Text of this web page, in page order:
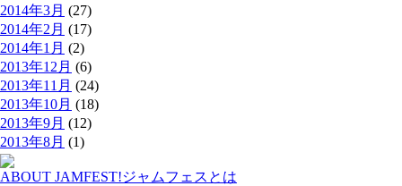
2014年3月 (27)
2014年2月 (17)
2014年1月 (2)
2013年12月 (6)
2013年11月 (24)
2013年10月 (18)
2013年9月 (12)
2013年8月 (1)
ABOUT JAMFEST!ジャムフェスとは